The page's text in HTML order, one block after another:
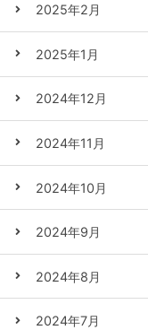
2025年2月
2025年1月
2024年12月
2024年11月
2024年10月
2024年9月
2024年8月
2024年7月